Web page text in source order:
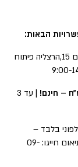
הבאות:
ממשרדי החברה רח׳ המנופים 15,הרצליה פיתוח
| עד 3
בלבד –
המחיר משתנה בהתאם לדחיפות ושיטת השילוח. לתיאום חייגו: 09-